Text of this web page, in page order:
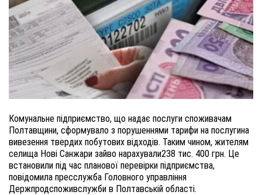
Комунальне підприємство, що надає послуги споживачам
Полтавщини, сформувало з порушеннями тарифи на послугина
вивезення твердих побутових відходів. Таким чином, жителям
селища Нові Санжари зайво нарахували238 тис. 400 грн. Це
встановили під час планової перевірки підприємства,
повідомила пресслужба Головного управління
Держпродспоживслужби в Полтавській області.